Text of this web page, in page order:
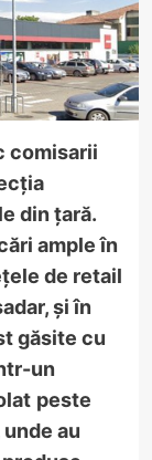
comisarii
din țară.
ample în
de retail
și în
găsite cu
un
peste
au